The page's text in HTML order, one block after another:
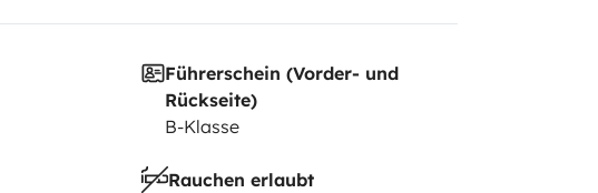
Führerschein (Vorder- und
Rückseite)
B-Klasse
Rauchen erlaubt